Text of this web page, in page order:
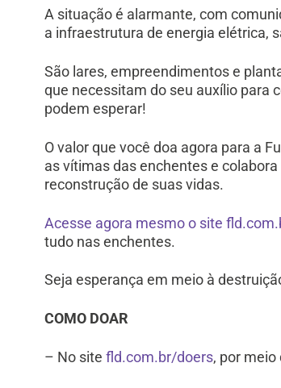
A situação é alarmante, com
a infraestrutura de energia elétrica,
São lares, empreendimentos e
que necessitam do seu auxílio para
podem esperar!
O valor que você doa agora para a
as vítimas das enchentes e
reconstrução de suas vidas.
Acesse agora mesmo o site
tudo nas enchentes.
Seja esperança em meio à
COMO DOAR
– No sitefld.com.br/doers, por meio